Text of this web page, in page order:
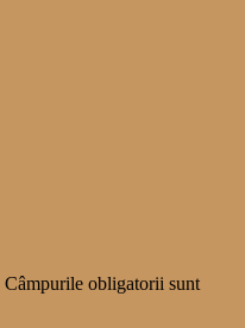
Câmpurile obligatorii sunt